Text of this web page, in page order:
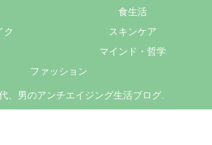
食生活
ク
スキンケア
マインド・哲学
ファッション
、男のアンチエイジング生活ブログ.